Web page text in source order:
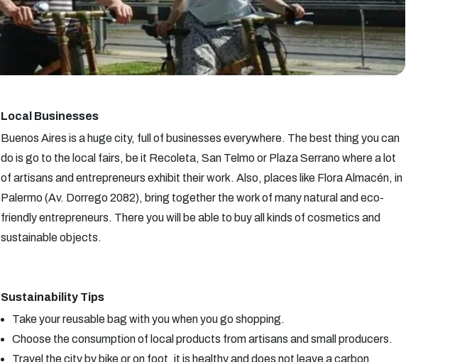
Local Businesses
Buenos Aires is a huge city, full of businesses everywhere. The best thing you can
do is go to the local fairs, be it Recoleta, San Telmo or Plaza Serrano where a lot
of artisans and entrepreneurs exhibit their work. Also, places like Flora Almacén, in
Palermo (Av. Dorrego 2082), bring together the work of many natural and eco-
friendly entrepreneurs. There you will be able to buy all kinds of cosmetics and
sustainable objects.
Sustainability Tips
Take your reusable bag with you when you go shopping.
Choose the consumption of local products from artisans and small producers.
Travel the city by bike or on foot, it is healthy and does not leave a carbon